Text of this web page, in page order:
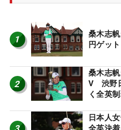
1
桑木志
円ゲッ
2
桑木志
V 渋野
く全英
日本人